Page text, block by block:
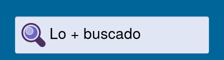
Lo + buscado